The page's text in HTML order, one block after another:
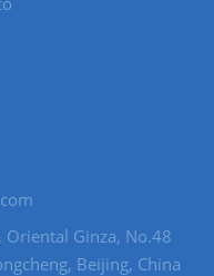
Oriental Ginza, No.48
Beijing, China